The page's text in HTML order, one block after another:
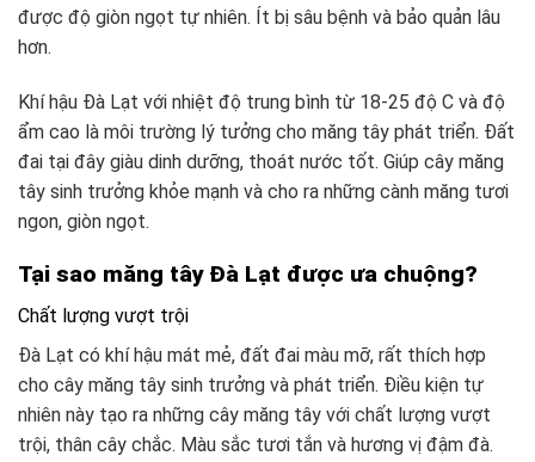
được độ giòn ngọt tự nhiên. Ít bị sâu bệnh và bảo quản lâu
hơn.
Khí hậu Đà Lạt với nhiệt độ trung bình từ 18-25 độ C và độ
ẩm cao là môi trường lý tưởng cho măng tây phát triển. Đất
đai tại đây giàu dinh dưỡng, thoát nước tốt. Giúp cây măng
tây sinh trưởng khỏe mạnh và cho ra những cành măng tươi
ngon, giòn ngọt.
Tại sao măng tây Đà Lạt được ưa chuộng?
Chất lượng vượt trội
Đà Lạt có khí hậu mát mẻ, đất đai màu mỡ, rất thích hợp
cho cây măng tây sinh trưởng và phát triển. Điều kiện tự
nhiên này tạo ra những cây măng tây với chất lượng vượt
trội, thân cây chắc. Màu sắc tươi tắn và hương vị đậm đà.